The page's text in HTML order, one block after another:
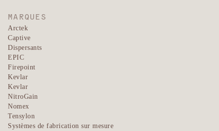
MARQUES
Arctek
Captive
Dispersants
EPIC
Firepoint
Kevlar
Kevlar
NitroGain
Nomex
Tensylon
Systèmes de fabrication sur mesure